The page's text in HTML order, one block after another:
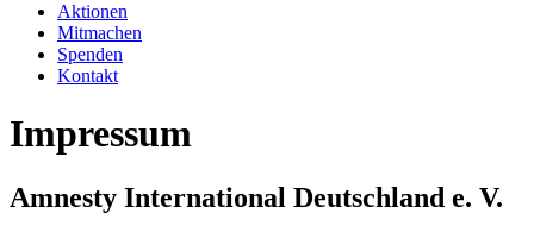
Aktionen
Mitmachen
Spenden
Kontakt
Impressum
Amnesty International Deutschland e. V.